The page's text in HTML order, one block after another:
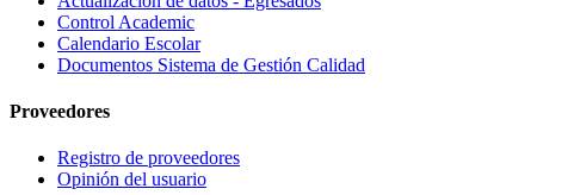
Control Academic
Calendario Escolar
Documentos Sistema de Gestión Calidad
Proveedores
Registro de proveedores
Opinión del usuario